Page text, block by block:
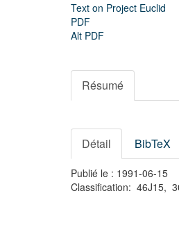
Text on Project Euclid
PDF
Alt PDF
Résumé
Détail BibTeX
Publié le : 1991-06-15
Classification: 46J15,